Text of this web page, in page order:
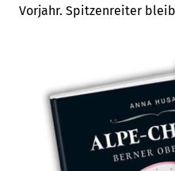
Vorjahr. Spitzenreiter